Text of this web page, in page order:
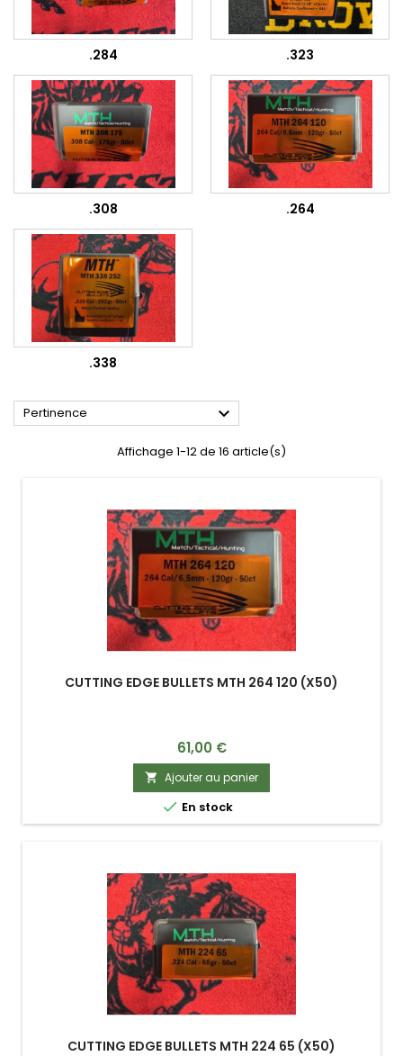
.284 .323
.308 .264
.338
Pertinence 
Affichage 1-12 de 16 article(s)
CUTTING EDGE BULLETS MTH 264 120 (X50)
Prix
61,00 €
 Ajouter au panier
 En stock
CUTTING EDGE BULLETS MTH 224 65 (X50)